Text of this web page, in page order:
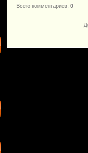
Всего комментариев: 0